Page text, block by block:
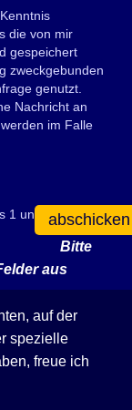
die von mir
gespeichert
zweckgebunden
genutzt.
Nachricht an
im Falle
1 und 2?abschicken
Bitte
aus
auf der
spezielle
freue ich